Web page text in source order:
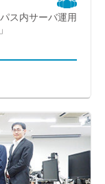
ス内サーバ運用